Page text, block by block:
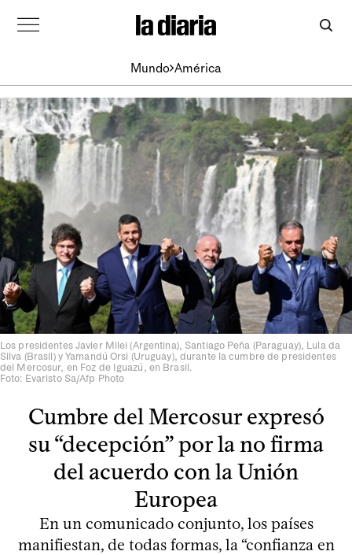
Mundo América
Los presidentes Javier Milei (Argentina), Santiago Peña (Paraguay), Lula da
Silva (Brasil) y Yamandú Orsi (Uruguay), durante la cumbre de presidentes
del Mercosur, en Foz de Iguazú, en Brasil.
Foto: Evaristo Sa/Afp Photo
Cumbre del Mercosur expresó
su “decepción” por la no firma
del acuerdo con la Unión
Europea
En un comunicado conjunto, los países
manifiestan, de todas formas, la “confianza en